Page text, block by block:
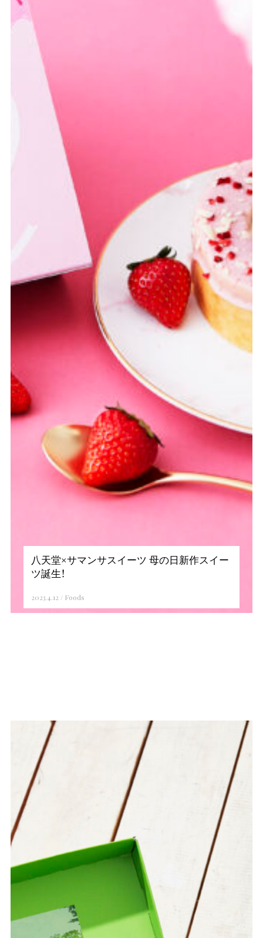
八天堂×サマンサスイーツ 母の日新作スイー
ツ誕生！
2023.4.12 / Foods